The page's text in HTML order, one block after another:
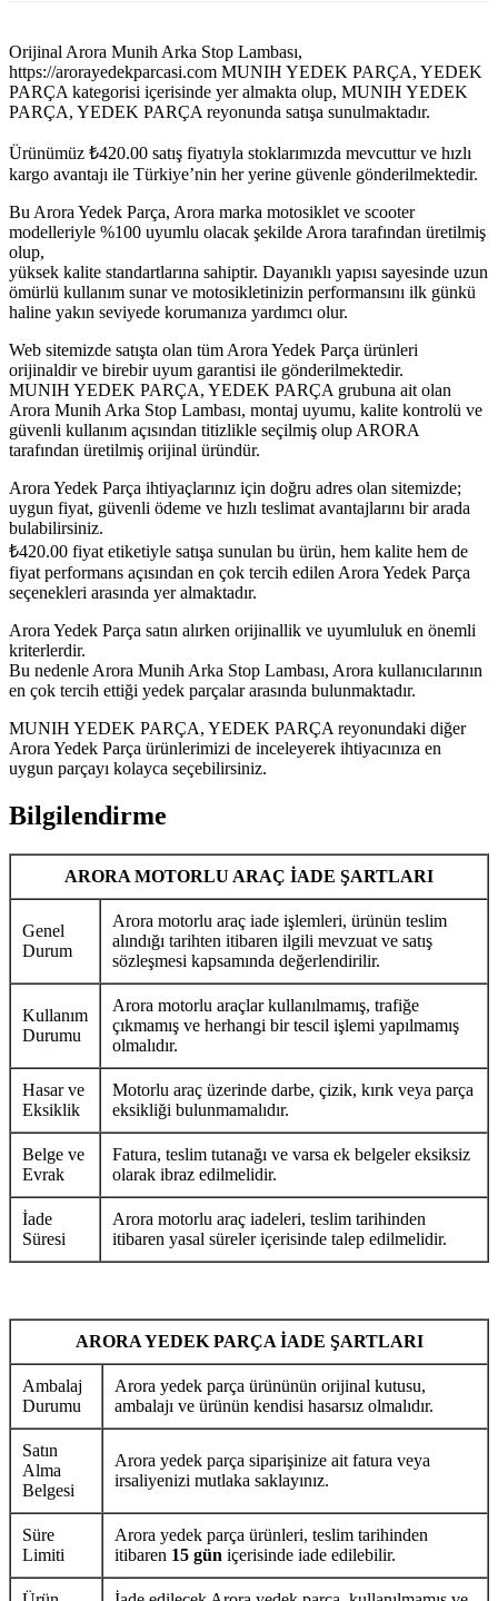
Orijinal Arora Munih Arka Stop Lambası,
https://arorayedekparcasi.com MUNIH YEDEK PARÇA, YEDEK
PARÇA kategorisi içerisinde yer almakta olup, MUNIH YEDEK
PARÇA, YEDEK PARÇA reyonunda satışa sunulmaktadır.
Ürünümüz ₺420.00 satış fiyatıyla stoklarımızda mevcuttur ve hızlı
kargo avantajı ile Türkiye’nin her yerine güvenle gönderilmektedir.
Bu Arora Yedek Parça, Arora marka motosiklet ve scooter
modelleriyle %100 uyumlu olacak şekilde Arora tarafından üretilmiş
olup,
yüksek kalite standartlarına sahiptir. Dayanıklı yapısı sayesinde uzun
ömürlü kullanım sunar ve motosikletinizin performansını ilk günkü
haline yakın seviyede korumanıza yardımcı olur.
Web sitemizde satışta olan tüm Arora Yedek Parça ürünleri
orijinaldir ve birebir uyum garantisi ile gönderilmektedir.
MUNIH YEDEK PARÇA, YEDEK PARÇA grubuna ait olan
Arora Munih Arka Stop Lambası, montaj uyumu, kalite kontrolü ve
güvenli kullanım açısından titizlikle seçilmiş olup ARORA
tarafından üretilmiş orijinal üründür.
Arora Yedek Parça ihtiyaçlarınız için doğru adres olan sitemizde;
uygun fiyat, güvenli ödeme ve hızlı teslimat avantajlarını bir arada
bulabilirsiniz.
₺420.00 fiyat etiketiyle satışa sunulan bu ürün, hem kalite hem de
fiyat performans açısından en çok tercih edilen Arora Yedek Parça
seçenekleri arasında yer almaktadır.
Arora Yedek Parça satın alırken orijinallik ve uyumluluk en önemli
kriterlerdir.
Bu nedenle Arora Munih Arka Stop Lambası, Arora kullanıcılarının
en çok tercih ettiği yedek parçalar arasında bulunmaktadır.
MUNIH YEDEK PARÇA, YEDEK PARÇA reyonundaki diğer
Arora Yedek Parça ürünlerimizi de inceleyerek ihtiyacınıza en
uygun parçayı kolayca seçebilirsiniz.
Bilgilendirme
ARORA MOTORLU ARAÇ İADE ŞARTLARI
Genel
Durum
Arora motorlu araç iade işlemleri, ürünün teslim
alındığı tarihten itibaren ilgili mevzuat ve satış
sözleşmesi kapsamında değerlendirilir.
Kullanım
Durumu
Arora motorlu araçlar kullanılmamış, trafiğe
çıkmamış ve herhangi bir tescil işlemi yapılmamış
olmalıdır.
Hasar ve
Eksiklik
Motorlu araç üzerinde darbe, çizik, kırık veya parça
eksikliği bulunmamalıdır.
Belge ve
Evrak
Fatura, teslim tutanağı ve varsa ek belgeler eksiksiz
olarak ibraz edilmelidir.
İade
Süresi
Arora motorlu araç iadeleri, teslim tarihinden
itibaren yasal süreler içerisinde talep edilmelidir.
ARORA YEDEK PARÇA İADE ŞARTLARI
Ambalaj
Durumu
Arora yedek parça ürününün orijinal kutusu,
ambalajı ve ürünün kendisi hasarsız olmalıdır.
Satın
Alma
Belgesi
Arora yedek parça siparişinize ait fatura veya
irsaliyenizi mutlaka saklayınız.
Süre
Limiti
Arora yedek parça ürünleri, teslim tarihinden
itibaren 15 gün içerisinde iade edilebilir.